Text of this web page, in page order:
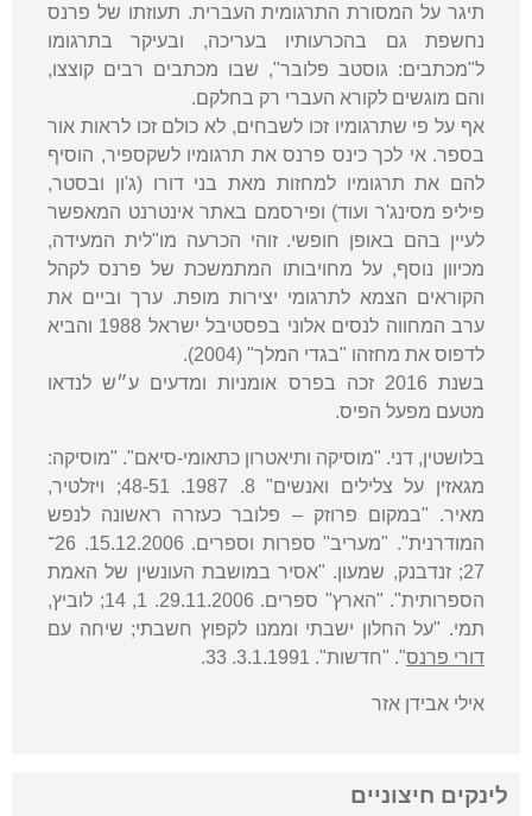
תיגר על המסורת התרגומית העברית. תעוזתו של פרנס
נחשפת גם בהכרעותיו בעריכה, ובעיקר בתרגומו
ל"מכתבים: גוסטב פלובר", שבו מכתבים רבים קוצצו,
והם מוגשים לקורא העברי רק בחלקם.
אף על פי שתרגומיו זכו לשבחים, לא כולם זכו לראות אור
בספר. אי לכך כינס פרנס את תרגומיו לשקספיר, הוסיף
להם את תרגומיו למחזות מאת בני דורו (ג'ון ובסטר,
פיליפ מסינג'ר ועוד) ופירסמם באתר אינטרנט המאפשר
לעיין בהם באופן חופשי. זוהי הכרעה מו"לית המעידה,
מכיוון נוסף, על מחויבותו המתמשכת של פרנס לקהל
הקוראים הצמא לתרגומי יצירות מופת. ערך וביים את
ערב המחווה לנסים אלוני בפסטיבל ישראל 1988 והביא
לדפוס את מחזהו "בגדי המלך" (2004).
בשנת 2016 זכה בפרס אומניות ומדעים ע״ש לנדאו
מטעם מפעל הפיס.
בלושטין, דני. "מוסיקה ותיאטרון כתאומי-סיאם". "מוסיקה:
מגאזין על צלילים ואנשים" 8. 1987. 48-51; ויזלטיר,
מאיר. "במקום פרוזק – פלובר כעזרה ראשונה לנפש
המודרנית". "מעריב" ספרות וספרים. 15.12.2006. 26־
27; זנדבנק, שמעון. "אסיר במושבת העונשין של האמת
הספרותית". "הארץ" ספרים. 29.11.2006. 1, 14; לוביץ,
תמי. "על החלון ישבתי וממנו לקפוץ חשבתי; שיחה עם
דורי פרנס". "חדשות". 3.1.1991. 33.
אילי אבידן אזר
לינקים חיצוניים